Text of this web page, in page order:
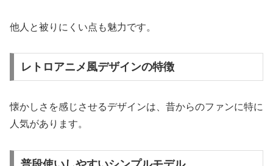
他人と被りにくい点も魅力です。
レトロアニメ風デザインの特徴
懐かしさを感じさせるデザインは、昔からのファンに特に
人気があります。